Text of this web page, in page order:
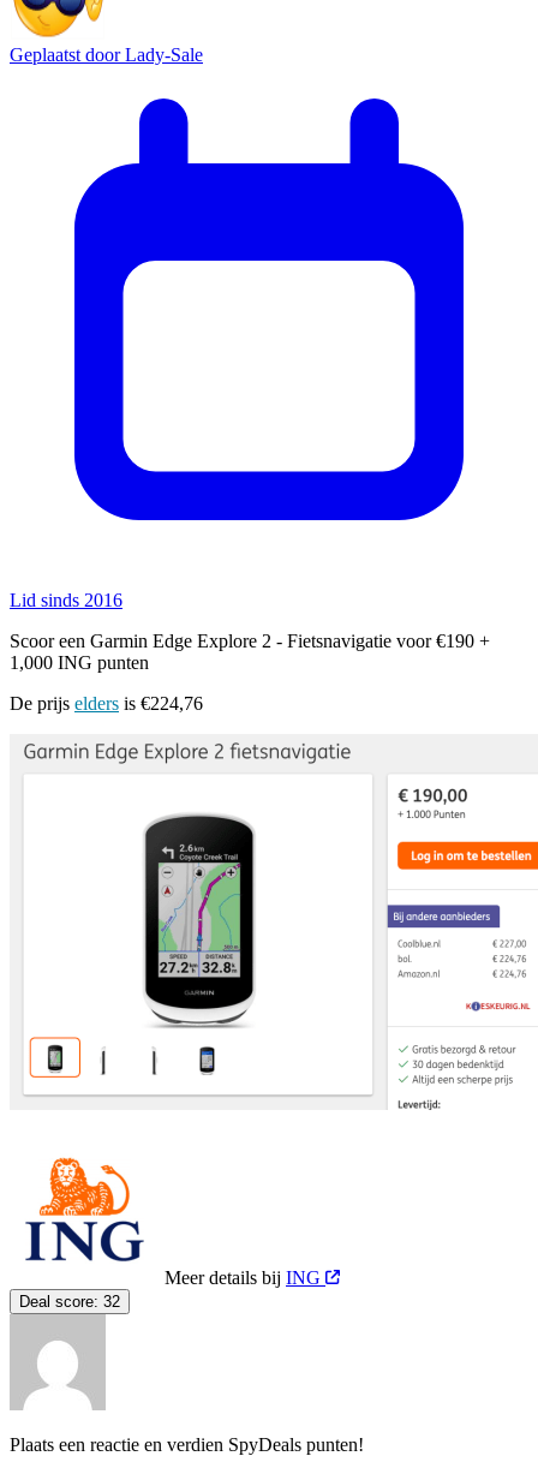
Geplaatst doorLady-Sale
Lid sinds 2016
Scoor een Garmin Edge Explore 2 - Fietsnavigatie voor €190 +
1,000 ING punten
De prijs elders is €224,76
Meer details bij ING
Deal score: 32
Plaats een reactie en verdien SpyDeals punten!